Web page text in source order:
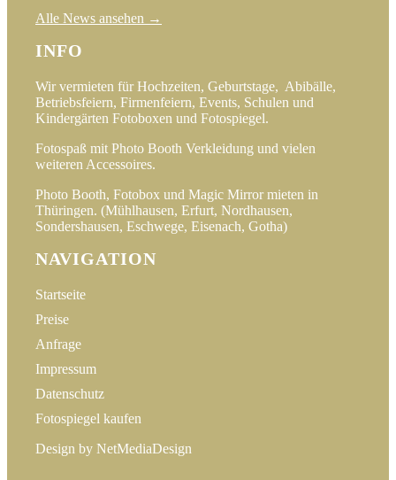
Alle News ansehen →
INFO
Wir vermieten für Hochzeiten, Geburtstage, Abibälle,
Betriebsfeiern, Firmenfeiern, Events, Schulen und
Kindergärten Fotoboxen und Fotospiegel.
Fotospaß mit Photo Booth Verkleidung und vielen
weiteren Accessoires.
Photo Booth, Fotobox und Magic Mirror mieten in
Thüringen. (Mühlhausen, Erfurt, Nordhausen,
Sondershausen, Eschwege, Eisenach, Gotha)
NAVIGATION
Startseite
Preise
Anfrage
Impressum
Datenschutz
Fotospiegel kaufen
Design by NetMediaDesign